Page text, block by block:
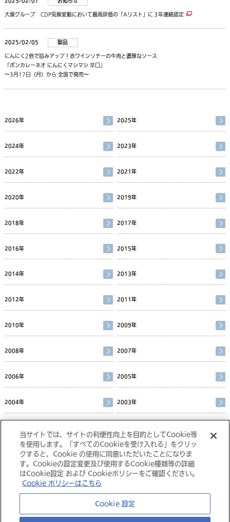
大塚グループ CDP気候変動において最高評価の「Aリスト」に３年連続認定
2025/02/05
製品
にんにく2倍で旨みアップ！赤ワインソテーの牛肉と濃厚なソース
「ボンカレーネオ にんにくマシマシ 辛口」
～3月17日（月）から 全国で発売～
2026年 2025年
2024年 2023年
2022年 2021年
2020年 2019年
2018年 2017年
2016年 2015年
2014年 2013年
2012年 2011年
2010年 2009年
2008年 2007年
2006年 2005年
2004年 2003年
大塚グループ
当サイトでは、サイトの利便性向上を目的としてCookie等
を使用します。「すべてのCookieを受け入れる」をクリッ
クすると、Cookie の使用に同意いただいたことになりま
す。Cookieの設定変更及び使用するCookie種類等の詳細
はCookie設定 および Cookieポリシーをご確認ください。
Cookie ポリシーはこちら
Cookie 設定